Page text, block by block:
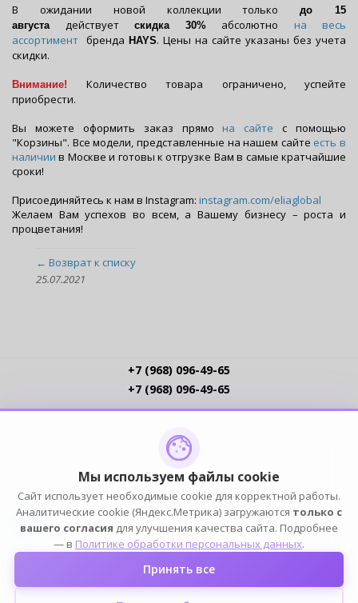
В ожидании новой коллекции толькодо 15
августадействует скидка 30%абсолютно на весь
ассортимент бренда HAYS. Цены на сайте указаны без учета
скидки.
Внимание!
Количество товара ограничено, успейте
приобрести.
Вы можете оформить заказ прямона сайте с помощью
"Корзины". Все модели, представленные на нашем сайте есть в
наличии в Москве и готовы к отгрузке Вам в самые кратчайшие
сроки!
Присоединяйтесь к нам в Instagram: instagram.com/eliaglobal
Желаем Вам успехов во всем, а Вашему бизнесу – роста и
процветания!
← Возврат к списку
25.07.2021
+7 (968) 096-49-65
+7 (968) 096-49-65
Политика обработки ПДн
Публичная оферта
ПОДПИСЫВАЙСЯ
2004-2026 © ELIA — ИП Елин К.Н. (ОГРНИП 316774600249101, ИНН 772391778153). Оптовый
магазин домашней одежды, белья, обуви и аксессуаров. Все права защищены.
Мы используем файлы cookie
Сайт использует необходимые cookie для корректной работы.
Аналитические cookie (Яндекс.Метрика) загружаются только с
вашего согласия для улучшения качества сайта. Подробнее
— в Политике обработки персональных данных.
Принять все